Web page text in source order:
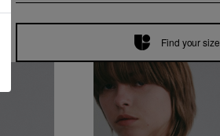
Find your size